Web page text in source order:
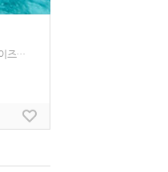
이지브레스~ 이제 렌트하세요!(추가기재사항에 사이즈기재)